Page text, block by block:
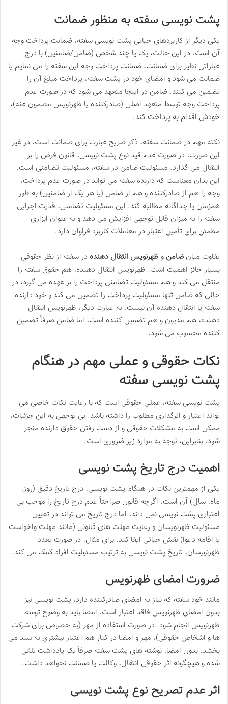
پشت نویسی سفته به منظور ضمانت
یکی دیگر از کاربردهای حیاتی پشت نویسی سفته، ضمانت پرداخت وجه
آن است. در این حالت، یک یا چند شخص (ضامن/ضامنین) با درج
عباراتی نظیر برای ضمانت، ضمانت پرداخت وجه این سفته را می نمایم یا
ضمانت می شود و امضای خود در پشت سفته، پرداخت مبلغ آن را
تضمین می کنند. ضامن در اینجا متعهد می شود که در صورت عدم
پرداخت وجه توسط متعهد اصلی (صادرکننده یا ظهرنویس مضمون عنه)،
خودش اقدام به پرداخت کند.
نکته مهم در ضمانت سفته، ذکر صریح عبارت برای ضمانت است. در غیر
این صورت، در صورت عدم قید نوع پشت نویسی، قانون فرض را بر
انتقال می گذارد. مسئولیت ضامن در سفته، مسئولیت تضامنی است.
این بدان معناست که دارنده سفته می تواند در صورت عدم پرداخت،
وجه را هم از صادرکننده و هم از ضامن (یا هر یک از ضامنین) به طور
همزمان یا جداگانه مطالبه کند. این مسئولیت تضامنی، قدرت اجرایی
سفته را به میزان قابل توجهی افزایش می دهد و به عنوان ابزاری
مطمئن برای تأمین اعتبار در معاملات کاربرد فراوان دارد.
تفاوت میان ضامن و ظهرنویس انتقال دهنده در سفته از نظر حقوقی
بسیار حائز اهمیت است. ظهرنویس انتقال دهنده، هم حقوق سفته را
منتقل می کند و هم مسئولیت تضامنی پرداخت را بر عهده می گیرد، در
حالی که ضامن تنها مسئولیت پرداخت را تضمین می کند و خود دارنده
سفته یا انتقال دهنده آن نیست. به عبارت دیگر، ظهرنویس انتقال
دهنده، هم مدیون و هم تضمین کننده است، اما ضامن صرفاً تضمین
کننده محسوب می شود.
نکات حقوقی و عملی مهم در هنگام
پشت نویسی سفته
پشت نویسی سفته، عملی حقوقی است که با رعایت نکات خاصی می
تواند اعتبار و اثرگذاری مطلوب را داشته باشد. بی توجهی به این جزئیات،
ممکن است به مشکلات حقوقی و از دست رفتن حقوق دارنده منجر
شود. بنابراین، توجه به موارد زیر ضروری است:
اهمیت درج تاریخ پشت نویسی
یکی از مهمترین نکات در هنگام پشت نویسی، درج تاریخ دقیق (روز،
ماه، سال) آن است. اگرچه قانون صراحتاً عدم درج تاریخ را موجب بی
اعتباری پشت نویسی نمی داند، اما درج تاریخ می تواند در تعیین
مسئولیت ظهرنویسان و رعایت مهلت های قانونی (مانند مهلت واخواست
یا اقامه دعوا) نقش حیاتی ایفا کند. برای مثال، در صورت تعدد
ظهرنویسان، تاریخ پشت نویسی به ترتیب مسئولیت افراد کمک می کند.
ضرورت امضای ظهرنویس
مانند خود سفته که نیاز به امضای صادرکننده دارد، پشت نویسی نیز
بدون امضای ظهرنویس فاقد اعتبار است. امضا باید به وضوح توسط
ظهرنویس انجام شود. در صورت استفاده از مهر (به خصوص برای شرکت
ها و اشخاص حقوقی)، مهر و امضا در کنار هم اعتبار بیشتری به سند می
بخشد. بدون امضا، نوشته های پشت سفته صرفاً یک یادداشت تلقی
شده و هیچگونه اثر حقوقی انتقال، وکالت یا ضمانت نخواهد داشت.
اثر عدم تصریح نوع پشت نویسی